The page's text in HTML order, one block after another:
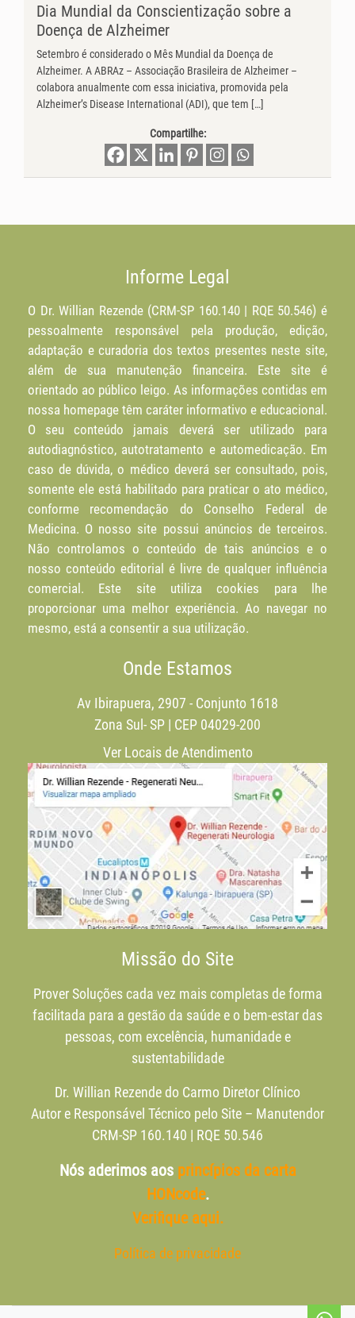
Dia Mundial da Conscientização sobre a
Doença de Alzheimer
Setembro é considerado o Mês Mundial da Doença de
Alzheimer. A ABRAz – Associação Brasileira de Alzheimer –
colabora anualmente com essa iniciativa, promovida pela
Alzheimer’s Disease International (ADI), que tem […]
Compartilhe:
Informe Legal
O Dr. Willian Rezende (CRM-SP 160.140 | RQE 50.546) é
pessoalmente responsável pela produção, edição,
adaptação e curadoria dos textos presentes neste site,
além de sua manutenção financeira. Este site é
orientado ao público leigo. As informações contidas em
nossa homepage têm caráter informativo e educacional.
O seu conteúdo jamais deverá ser utilizado para
autodiagnóstico, autotratamento e automedicação. Em
caso de dúvida, o médico deverá ser consultado, pois,
somente ele está habilitado para praticar o ato médico,
conforme recomendação do Conselho Federal de
Medicina. O nosso site possui anúncios de terceiros.
Não controlamos o conteúdo de tais anúncios e o
nosso conteúdo editorial é livre de qualquer influência
comercial. Este site utiliza cookies para lhe
proporcionar uma melhor experiência. Ao navegar no
mesmo, está a consentir a sua utilização.
Onde Estamos
Av Ibirapuera, 2907 - Conjunto 1618
Zona Sul- SP | CEP 04029-200
Ver Locais de Atendimento
Missão do Site
Prover Soluções cada vez mais completas de forma
facilitada para a gestão da saúde e o bem-estar das
pessoas, com excelência, humanidade e
sustentabilidade
Dr. Willian Rezende do Carmo Diretor Clínico
Autor e Responsável Técnico pelo Site – Manutendor
CRM-SP 160.140 | RQE 50.546
Nós aderimos aos princípios da carta
HONcode.
Verifique aqui.
Política de privacidade